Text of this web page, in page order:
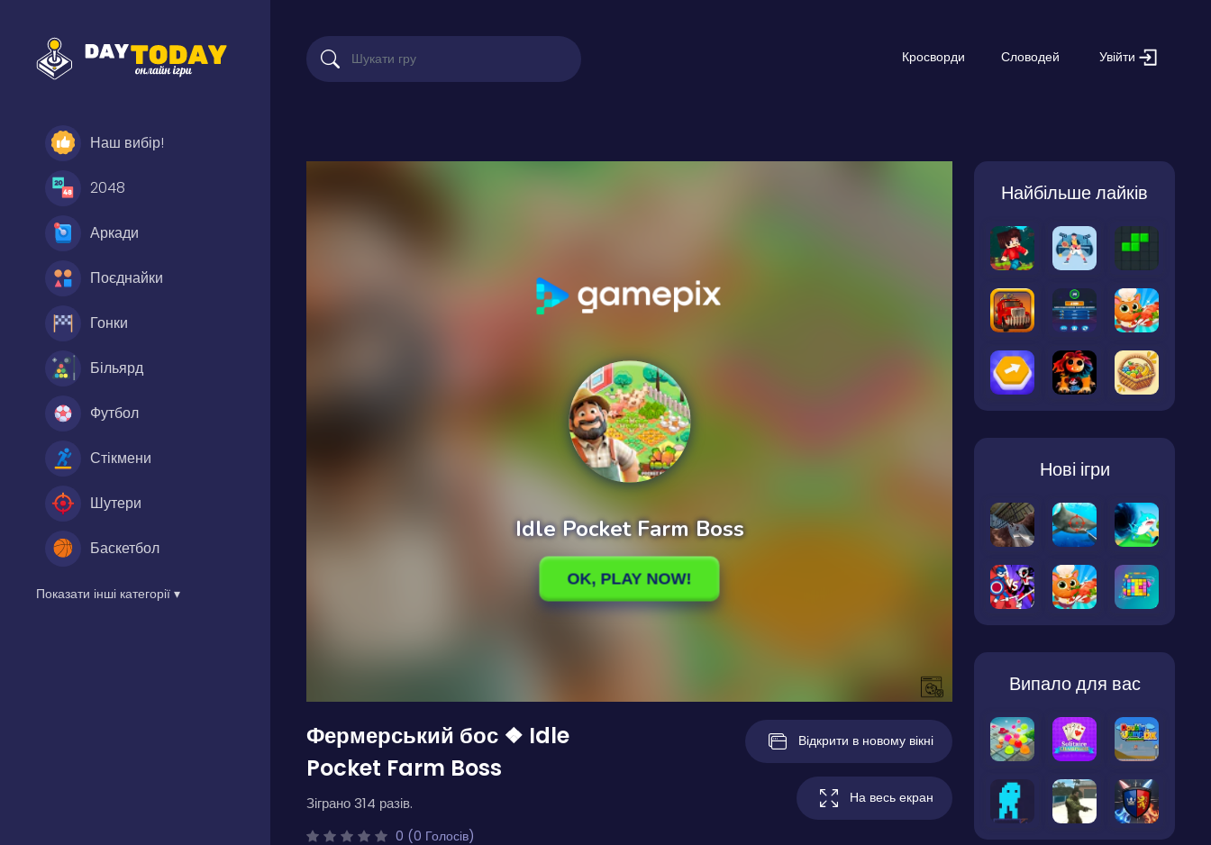
Наш вибір!
2048
Аркади
Поєднайки
Гонки
Більярд
Футбол
Стікмени
Шутери
Баскетбол
Показати інші категорії ▾
Кросворди Словодей Увійти
Фермерський бос ❖ Idle
Pocket Farm Boss
Зіграно 314 разів.
0 (0 Голосів)
Відкрити в новому вікні
На весь екран
Найбільше лайків
Нові ігри
Випало для вас